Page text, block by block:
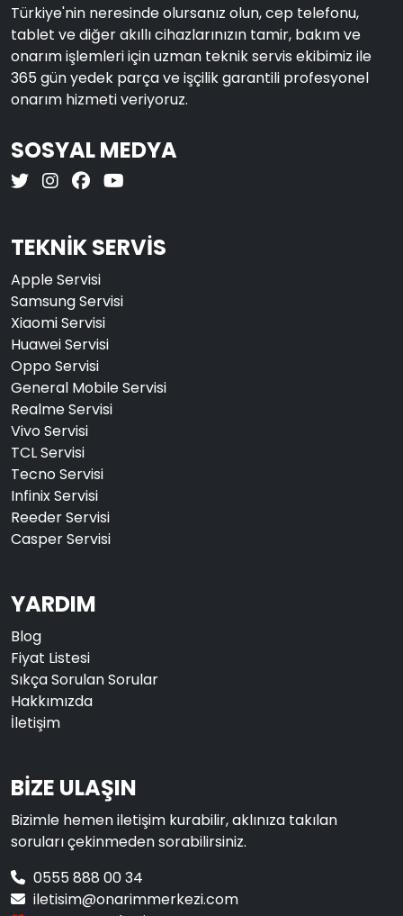
Türkiye'nin neresinde olursanız olun, cep telefonu,
tablet ve diğer akıllı cihazlarınızın tamir, bakım ve
onarım işlemleri için uzman teknik servis ekibimiz ile
365 gün yedek parça ve işçilik garantili profesyonel
onarım hizmeti veriyoruz.
SOSYAL MEDYA
TEKNİK SERVİS
Apple Servisi
Samsung Servisi
Xiaomi Servisi
Huawei Servisi
Oppo Servisi
General Mobile Servisi
Realme Servisi
Vivo Servisi
TCL Servisi
Tecno Servisi
Infinix Servisi
Reeder Servisi
Casper Servisi
YARDIM
Blog
Fiyat Listesi
Sıkça Sorulan Sorular
Hakkımızda
İletişim
BİZE ULAŞIN
Bizimle hemen iletişim kurabilir, aklınıza takılan
soruları çekinmeden sorabilirsiniz.
0555 888 00 34
iletisim@onarimmerkezi.com